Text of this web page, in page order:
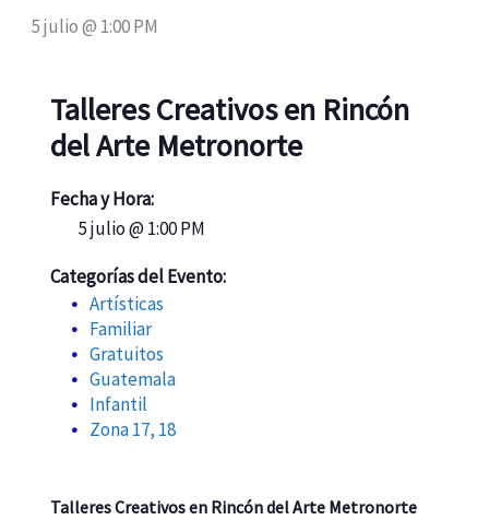
5 julio @ 1:00 PM
Talleres Creativos en Rincón
del Arte Metronorte
Fecha y Hora:
5 julio @ 1:00 PM
Categorías del Evento:
Artísticas
Familiar
Gratuitos
Guatemala
Infantil
Zona 17, 18
Talleres Creativos en Rincón del Arte Metronorte